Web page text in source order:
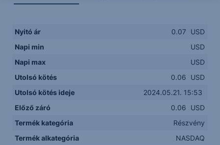
Nyitó ár 0.07
USD
Napi min
USD
Napi max
USD
Utolsó kötés
0.06
USD
Utolsó kötés ideje
2024.05.21. 15:53
Előző záró
0.06
USD
Termék kategória
Részvény
Termék alkategória
NASDAQ